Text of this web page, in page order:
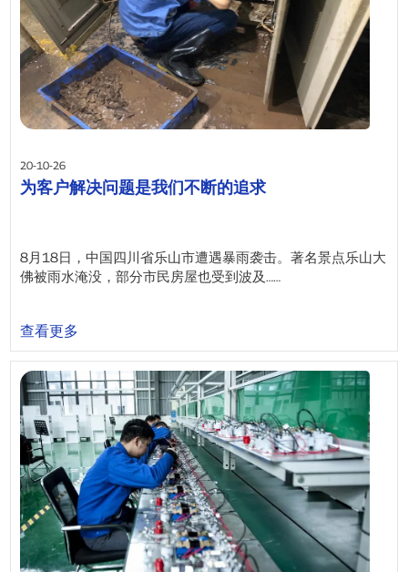
20-10-26
为客户解决问题是我们不断的追求
8月18日，中国四川省乐山市遭遇暴雨袭击。著名景点乐山大
佛被雨水淹没，部分市民房屋也受到波及……
查看更多